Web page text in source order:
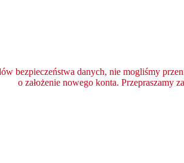
bezpieczeństwa danych, nie mogliśmy
o założenie nowego konta. Przepraszamy